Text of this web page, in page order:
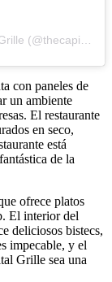
con paneles de
un ambiente
El restaurante
en seco,
está
de la
ofrece platos
El interior del
deliciosos bistecs,
impecable, y el
Grille sea una